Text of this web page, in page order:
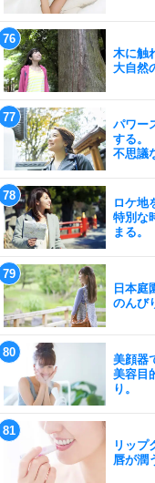
木に触
大自然
パワー
する。
不思議
ロケ地
特別な
まる。
日本庭
のんび
美顔器
美容目
り。
リップ
唇が潤